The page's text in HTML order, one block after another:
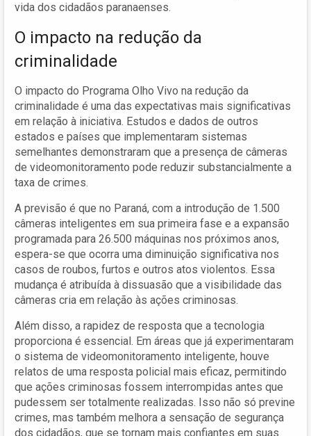
vida dos cidadãos paranaenses.
O impacto na redução da
criminalidade
O impacto do Programa Olho Vivo na redução da
criminalidade é uma das expectativas mais significativas
em relação à iniciativa. Estudos e dados de outros
estados e países que implementaram sistemas
semelhantes demonstraram que a presença de câmeras
de videomonitoramento pode reduzir substancialmente a
taxa de crimes.
A previsão é que no Paraná, com a introdução de 1.500
câmeras inteligentes em sua primeira fase e a expansão
programada para 26.500 máquinas nos próximos anos,
espera-se que ocorra uma diminuição significativa nos
casos de roubos, furtos e outros atos violentos. Essa
mudança é atribuída à dissuasão que a visibilidade das
câmeras cria em relação às ações criminosas.
Além disso, a rapidez de resposta que a tecnologia
proporciona é essencial. Em áreas que já experimentaram
o sistema de videomonitoramento inteligente, houve
relatos de uma resposta policial mais eficaz, permitindo
que ações criminosas fossem interrompidas antes que
pudessem ser totalmente realizadas. Isso não só previne
crimes, mas também melhora a sensação de segurança
dos cidadãos, que se tornam mais confiantes em suas